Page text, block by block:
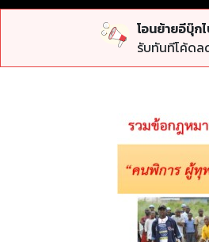
โอนย้ายอีบุ๊ก
รับทันทีโค้ดล